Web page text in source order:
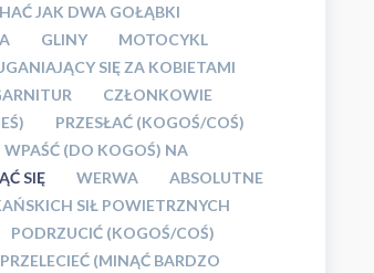
JAK DWA GOŁĄBKI
GLINY
MOTOCYKL
SIĘ ZA KOBIETAMI
CZŁONKOWIE
PRZESŁAĆ (KOGOŚ/COŚ)
WPAŚĆ (DO KOGOŚ) NA
SIĘ WERWA
ABSOLUTNE
SIŁ POWIETRZNYCH
PODRZUCIĆ (KOGOŚ/COŚ)
PRZELECIEĆ (MINĄĆ BARDZO